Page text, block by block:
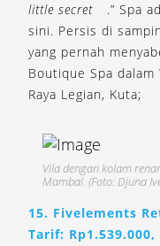
little secret
.” Spa
sini. Persis di
yang pernah
Boutique Spa dalam
Raya Legian, Kuta;
Vila dengan kolam
Mambal. (Foto: Djuna
15. Fivelements
Tarif: